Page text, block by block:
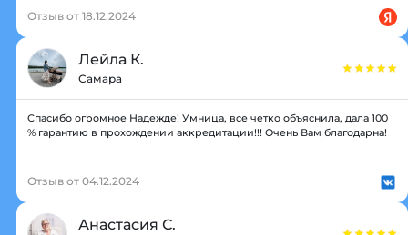
Отзыв от 18.12.2024
Лейла К.
Самара
Спасибо огромное Надежде! Умница, все четко объяснила, дала 100
% гарантию в прохождении аккредитации!!! Очень Вам благодарна!
Отзыв от 04.12.2024
Анастасия С.